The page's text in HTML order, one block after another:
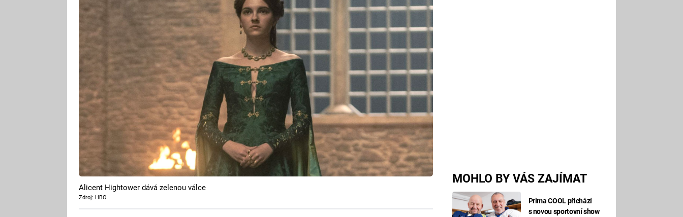
MOHLO BY VÁS ZAJÍMAT
Prima COOL přichází
s novou sportovní show
Alicent Hightower dává zelenou válce
Zdroj: HBO